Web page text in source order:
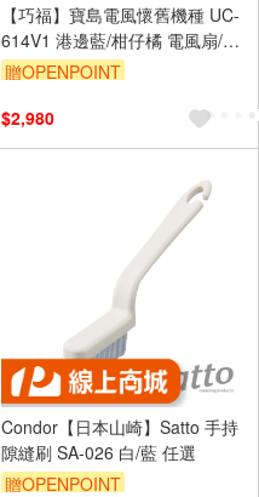
【巧福】寶島電風懷舊機種 UC-
614V1 港邊藍/柑仔橘 電風扇/循
環扇/電扇
贈OPENPOINT
$2,980
Condor【日本山崎】Satto 手持
隙縫刷 SA-026 白/藍 任選
贈OPENPOINT